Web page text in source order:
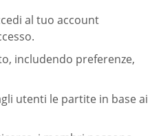
al tuo account
includendo preferenze,
utenti le partite in base ai